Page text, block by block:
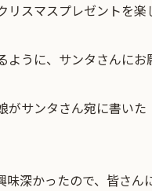
リスマスプレゼントを楽
ように、サンタさんにお
がサンタさん宛に書い
味深かったので、皆さん